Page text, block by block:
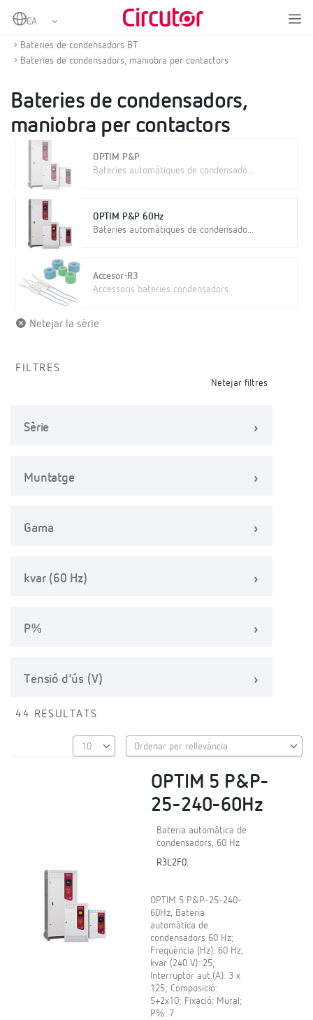
Home
Bateries de condensadors BT
Bateries de condensadors, maniobra per contactors
Bateries de condensadors,
maniobra per contactors
OPTIM P&P
Bateries automàtiques de condensado...
OPTIM P&P 60Hz
Bateries automàtiques de condensado...
Accesor-R3
Accessoris bateries condensadors
Netejar la sèrie
FILTRES
Netejar filtres
Sèrie
Muntatge
Gama
kvar (60 Hz)
P%
Tensió d'ús (V)
44 RESULTATS
OPTIM 5 P&P-
25-240-60Hz
Bateria automàtica de
condensadors, 60 Hz
R3L2F0.
OPTIM 5 P&P-25-240-
60Hz, Bateria
automàtica de
condensadors 60 Hz;
Freqüència (Hz): 60 Hz;
kvar (240 V): 25;
Interruptor aut.(A): 3 x
125; Composició:
5+2x10; Fixació: Mural;
P%: 7